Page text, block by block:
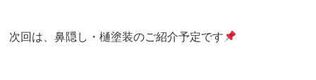
次回は、鼻隠し・樋塗装のご紹介予定です